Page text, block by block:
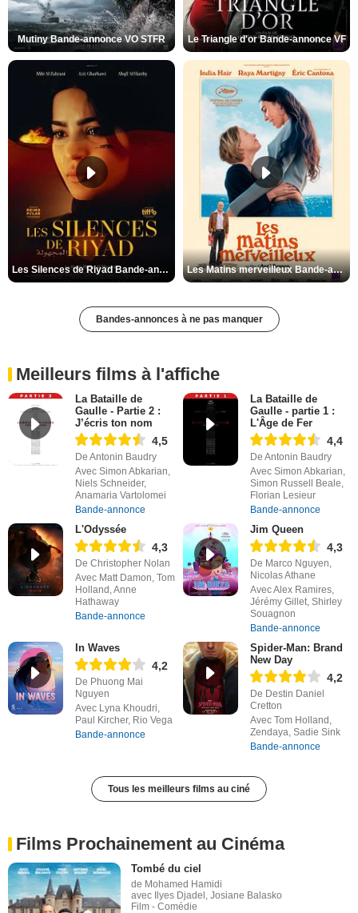
Mutiny Bande-annonce VO STFR Le Triangle d'or Bande-annonce VF
Les Silences de Riyad Bande-annonce VO STFR Les Matins merveilleux Bande-annonce VF
Bandes-annonces à ne pas manquer
Meilleurs films à l'affiche
La Bataille de
Gaulle - Partie 2 :
J’écris ton nom
4,5
De Antonin Baudry
Avec Simon Abkarian,
Niels Schneider,
Anamaria Vartolomei
Bande-annonce
La Bataille de
Gaulle - partie 1 :
L'Âge de Fer
4,4
De Antonin Baudry
Avec Simon Abkarian,
Simon Russell Beale,
Florian Lesieur
Bande-annonce
L'Odyssée
4,3
De Christopher Nolan
Avec Matt Damon, Tom
Holland, Anne
Hathaway
Bande-annonce
Jim Queen
4,3
De Marco Nguyen,
Nicolas Athane
Avec Alex Ramires,
Jérémy Gillet, Shirley
Souagnon
Bande-annonce
In Waves
4,2
De Phuong Mai
Nguyen
Avec Lyna Khoudri,
Paul Kircher, Rio Vega
Bande-annonce
Spider-Man: Brand
New Day
4,2
De Destin Daniel
Cretton
Avec Tom Holland,
Zendaya, Sadie Sink
Bande-annonce
Tous les meilleurs films au ciné
Films Prochainement au Cinéma
Tombé du ciel
de Mohamed Hamidi
avec Ilyes Djadel, Josiane Balasko
Film - Comédie